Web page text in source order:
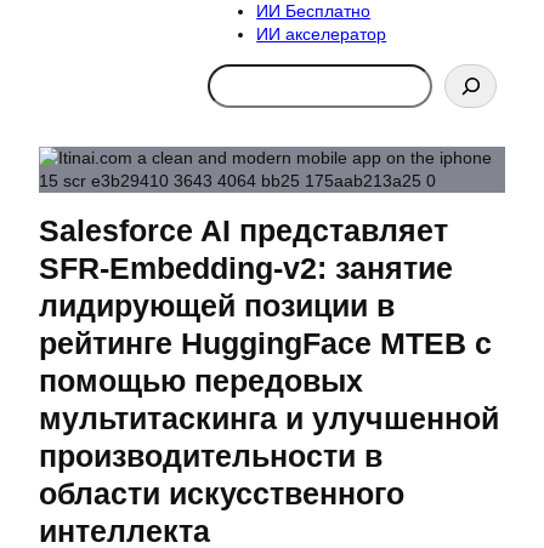
ИИ Бесплатно
ИИ акселератор
Search
Salesforce AI представляет
SFR-Embedding-v2: занятие
лидирующей позиции в
рейтинге HuggingFace MTEB с
помощью передовых
мультитаскинга и улучшенной
производительности в
области искусственного
интеллекта